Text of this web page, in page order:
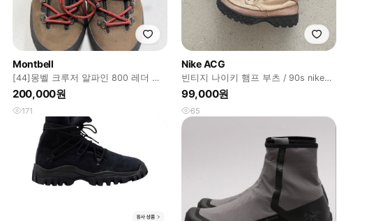
Montbell
[44]몽벨 크루저 알파인 800 레더 워
커 부츠
200,000원
171
Nike ACG
빈티지 나이키 햄프 부츠 / 90s nike
acg zion mid
99,000원
65